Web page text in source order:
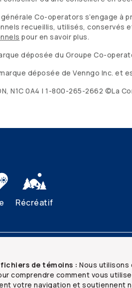
Co-operators s’engage à
recueillis, utilisés, conservés
pour en savoir plus.
déposée du Groupe Co-
déposée de Venngo Inc. et
N1C 0A4 | 1-800-265-2662 ©La
de témoins : Nous
comprendre comment vous
votre navigation et soutiennent
Récréatif